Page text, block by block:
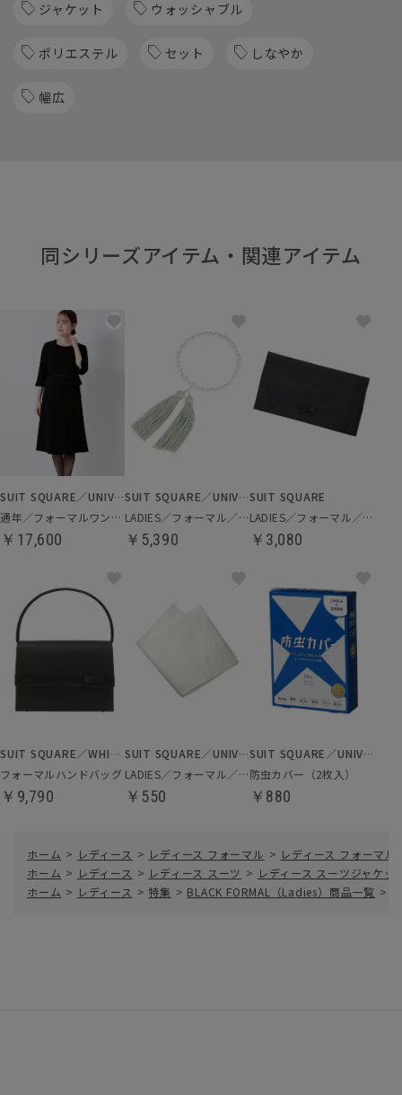
ジャケット ウォッシャブル
ポリエステル セット しなやか
幅広
同シリーズアイテム・関連アイテム
SUIT SQUARE／UNIVERSAL LANGUAGE／WHITE
通年／フォーマルワンピース
￥17,600
SUIT SQUARE／UNIVERSAL LANGUAGE／WHITE
LADIES／フォーマル／数珠
￥5,390
SUIT SQUARE
LADIES／フォーマル／ふくさ
￥3,080
SUIT SQUARE／WHITE
フォーマルハンドバッグ
￥9,790
SUIT SQUARE／UNIVERSAL LANGUAGE／WHITE
LADIES／フォーマル／ハンカチ
￥550
SUIT SQUARE／UNIVERSAL LANGUAGE
防虫カバー（2枚入）
￥880
ホーム > レディース > レディース フォーマル > レディース フォーマル
ホーム > レディース > レディース スーツ > レディース スーツジャケッ
ホーム > レディース > 特集 > BLACK FORMAL（Ladies）商品一覧 >